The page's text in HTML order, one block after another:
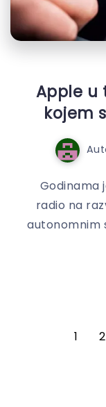
Apple u
kojem
Godinama
radio na
autonomnim
1 2